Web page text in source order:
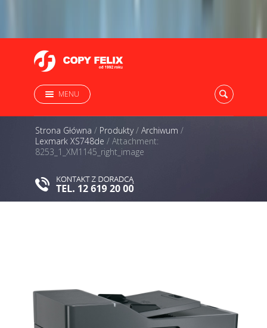
MENU
Strona Główna / Produkty/ Archiwum /
Lexmark XS748de / Attachment:
8253_1_XM1145_right_image